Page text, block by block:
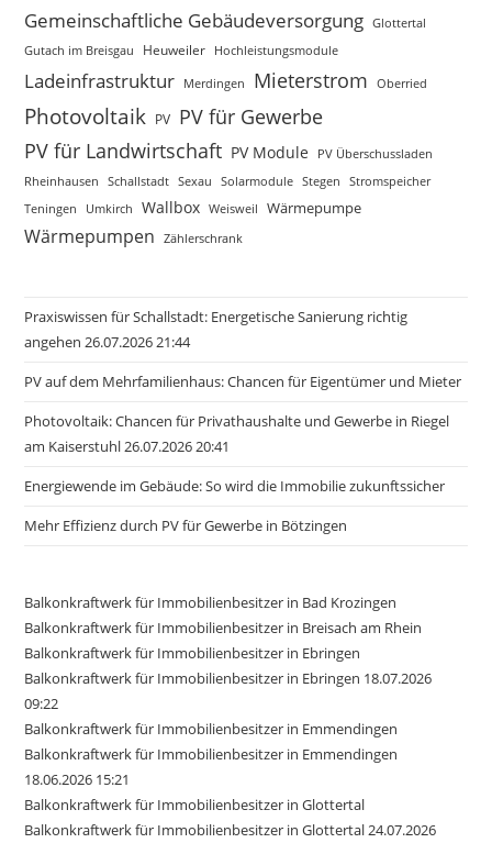
Gemeinschaftliche Gebäudeversorgung Glottertal
Gutach im Breisgau
Heuweiler Hochleistungsmodule
Ladeinfrastruktur Merdingen Mieterstrom Oberried
Photovoltaik PV PV für Gewerbe
PV für Landwirtschaft PV Module
PV Überschussladen
Rheinhausen
Schallstadt Sexau Solarmodule Stegen
Stromspeicher
Teningen
Umkirch Wallbox Weisweil Wärmepumpe
Wärmepumpen Zählerschrank
Praxiswissen für Schallstadt: Energetische Sanierung richtig
angehen 26.07.2026 21:44
PV auf dem Mehrfamilienhaus: Chancen für Eigentümer und Mieter
Photovoltaik: Chancen für Privathaushalte und Gewerbe in Riegel
am Kaiserstuhl 26.07.2026 20:41
Energiewende im Gebäude: So wird die Immobilie zukunftssicher
Mehr Effizienz durch PV für Gewerbe in Bötzingen
Balkonkraftwerk für Immobilienbesitzer in Bad Krozingen
Balkonkraftwerk für Immobilienbesitzer in Breisach am Rhein
Balkonkraftwerk für Immobilienbesitzer in Ebringen
Balkonkraftwerk für Immobilienbesitzer in Ebringen 18.07.2026
09:22
Balkonkraftwerk für Immobilienbesitzer in Emmendingen
Balkonkraftwerk für Immobilienbesitzer in Emmendingen
18.06.2026 15:21
Balkonkraftwerk für Immobilienbesitzer in Glottertal
Balkonkraftwerk für Immobilienbesitzer in Glottertal 24.07.2026